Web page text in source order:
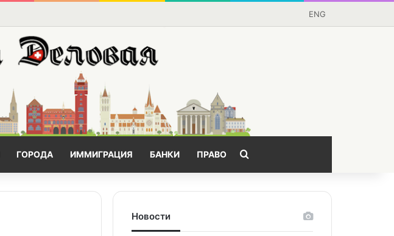
ENG
ГОРОДА ИММИГРАЦИЯ БАНКИ ПРАВО Поищем?
Новости